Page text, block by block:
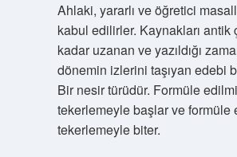
Ahlaki, yararlı ve öğretici
kabul edilirler. Kaynakları antik
kadar uzanan ve yazıldığı
dönemin izlerini taşıyan edebi
Bir nesir türüdür. Formüle
tekerlemeyle başlar ve formüle
tekerlemeyle biter.